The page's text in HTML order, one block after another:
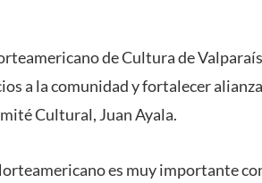
de Cultura de
a la comunidad y fortalecer
Cultural, Juan Ayala.
es muy importante